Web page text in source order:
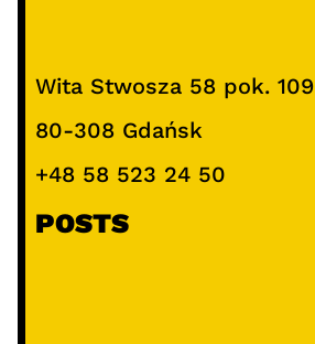
Wita Stwosza 58 pok. 109
80-308 Gdańsk
+48 58 523 24 50
POSTS